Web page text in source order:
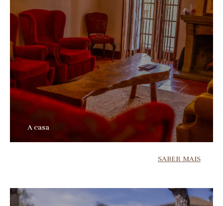
A casa
SABER MAIS